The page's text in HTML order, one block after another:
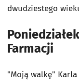
dwudziestego
Farmacji
"Moją walkę" Karla